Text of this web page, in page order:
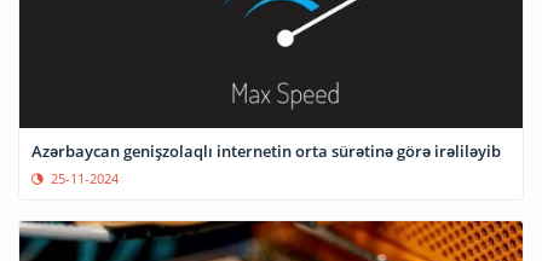
Azərbaycan genişzolaqlı internetin orta sürətinə görə irəliləyib
25-11-2024